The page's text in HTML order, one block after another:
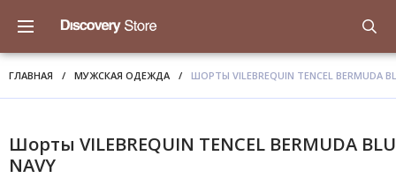
ГЛАВНАЯ / МУЖСКАЯ ОДЕЖДА / ШОРТЫ VILEBREQUIN TENCEL BERMUDA
Шорты VILEBREQUIN TENCEL BERMUDA
NAVY